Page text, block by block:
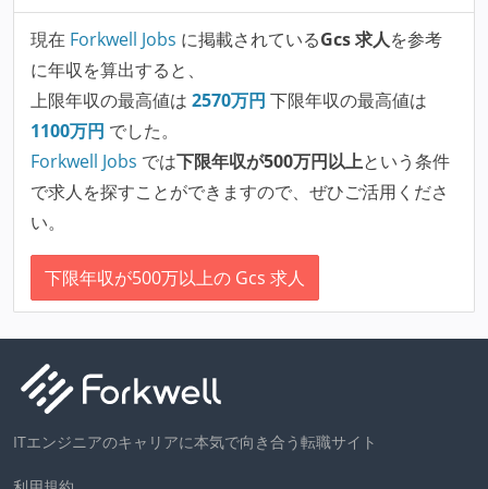
現在 Forkwell Jobs に掲載されているGcs 求人を参考
に年収を算出すると、
上限年収の最高値は 2570万円 下限年収の最高値は
1100万円 でした。
Forkwell Jobs では下限年収が500万円以上という条件
で求人を探すことができますので、ぜひご活用くださ
い。
下限年収が500万以上の Gcs 求人
ITエンジニアのキャリアに本気で向き合う転職サイト